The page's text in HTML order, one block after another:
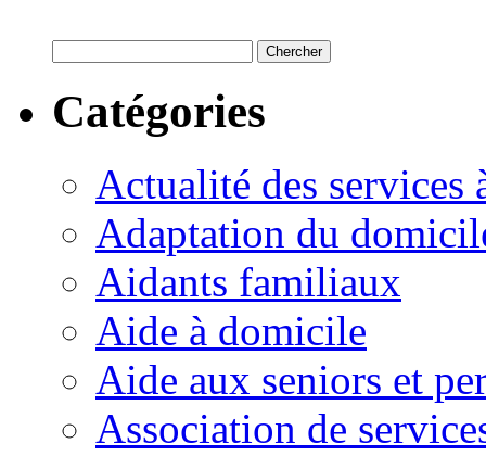
Catégories
Actualité des services
Adaptation du
Aidants familiaux
Aide à domicile
Aide aux seniors et
Association de